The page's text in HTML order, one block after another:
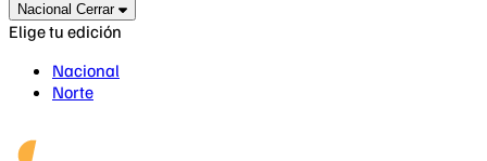
Nacional Cerrar
Elige tu edición
Nacional
Norte